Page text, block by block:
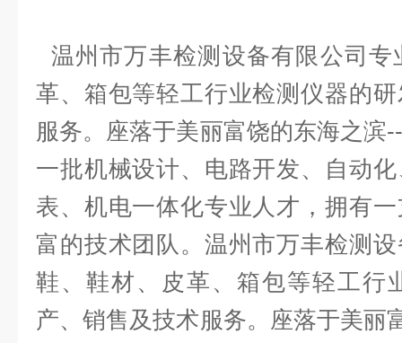
温州市万丰检测设备有限公司
革、箱包等轻工行业检测仪器的
服务。座落于美丽富饶的东海之滨
一批机械设计、电路开发、自动
表、机电一体化专业人才，拥有
富的技术团队。温州市万丰检测
鞋、鞋材、皮革、箱包等轻工行
产、销售及技术服务。座落于美丽